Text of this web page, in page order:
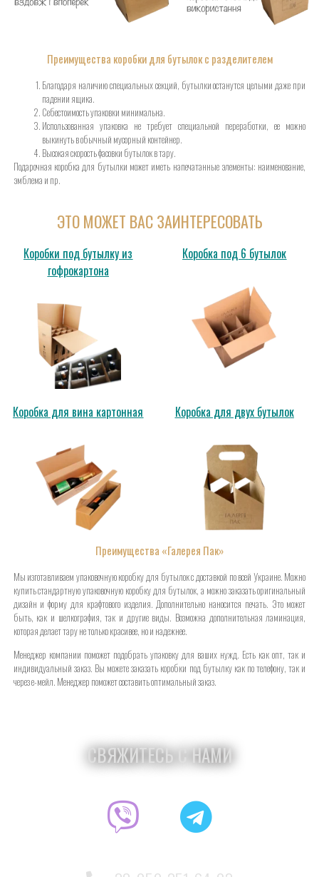
Преимущества коробки для бутылок с разделителем
Благодаря наличию специальных секций, бутылки останутся целыми даже при
падении ящика.
Себестоимость упаковки минимальна.
Использованная упаковка не требует специальной переработки, ее можно
выкинуть в обычный мусорный контейнер.
Высокая скорость фасовки бутылок в тару.
Подарочная коробка для бутылки может иметь напечатанные элементы: наименование,
эмблема и пр.
ЭТО МОЖЕТ ВАС ЗАИНТЕРЕСОВАТЬ
Коробки под бутылку из
гофрокартона
Коробка под 6 бутылок
Коробка для вина картонная Коробка для двух бутылок
Преимущества «Галерея Пак»
Мы изготавливаем упаковочную коробку для бутылок с доставкой по всей Украине. Можно
купить стандартную упаковочную коробку для бутылок, а можно заказать оригинальный
дизайн и форму для крафтового изделия. Дополнительно наносится печать. Это может
быть, как и шелкография, так и другие виды. Возможна дополнительная ламинация,
которая делает тару не только красивее, но и надежнее.
Менеджер компании поможет подобрать упаковку для ваших нужд. Есть как опт, так и
индивидуальный заказ. Вы можете заказать коробки под бутылку как по телефону, так и
через е-мейл. Менеджер поможет составить оптимальный заказ.
СВЯЖИТЕСЬ С НАМИ